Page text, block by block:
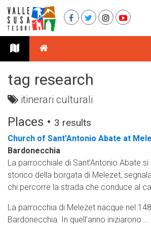
tag research
itinerari culturali
Places • 3 results
Church of Sant'Antonio Abate at
Bardonecchia
La parrocchiale di Sant’Antonio Abate
storico della borgata di Melezet,
chi percorre la strada che conduce al
La parrocchia di Melezet nacque nel
Bardonecchia. In quell’anno iniziarono ...